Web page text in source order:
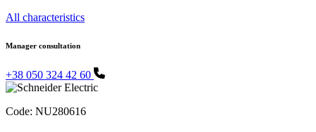
All characteristics
Manager consultation
+38 050 324 42 60
Code: NU280616